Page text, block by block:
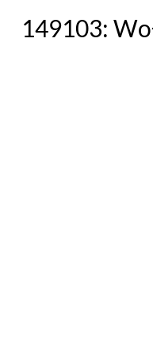
149103: